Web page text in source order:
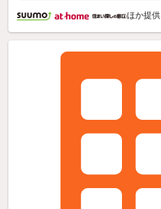
ほか提供